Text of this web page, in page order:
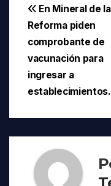
de
entradas
En Mineral de la
Reforma piden
comprobante de
vacunación para
ingresar a
establecimientos.